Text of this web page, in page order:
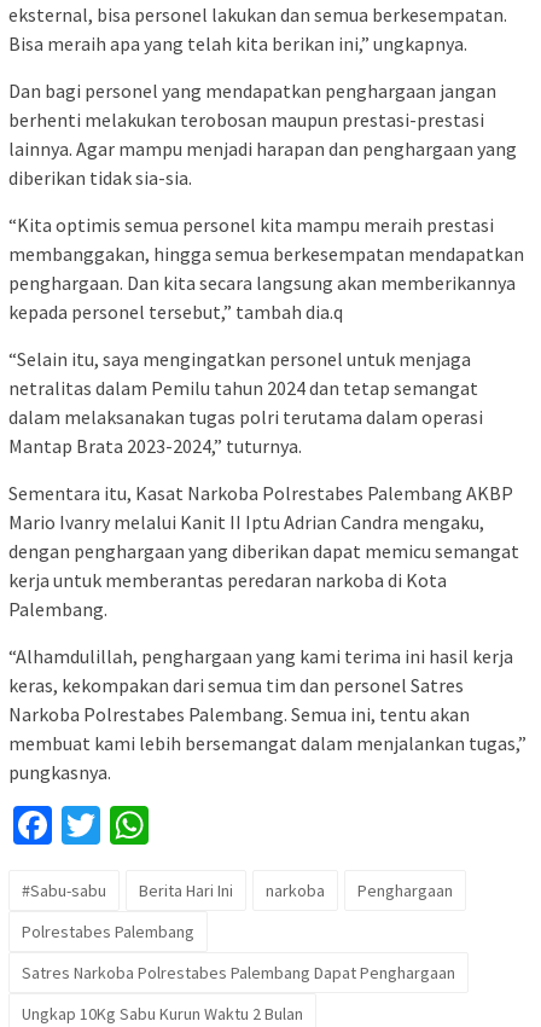
eksternal, bisa personel lakukan dan semua berkesempatan.
Bisa meraih apa yang telah kita berikan ini,” ungkapnya.
Dan bagi personel yang mendapatkan penghargaan jangan
berhenti melakukan terobosan maupun prestasi-prestasi
lainnya. Agar mampu menjadi harapan dan penghargaan yang
diberikan tidak sia-sia.
“Kita optimis semua personel kita mampu meraih prestasi
membanggakan, hingga semua berkesempatan mendapatkan
penghargaan. Dan kita secara langsung akan memberikannya
kepada personel tersebut,” tambah dia.q
“Selain itu, saya mengingatkan personel untuk menjaga
netralitas dalam Pemilu tahun 2024 dan tetap semangat
dalam melaksanakan tugas polri terutama dalam operasi
Mantap Brata 2023-2024,” tuturnya.
Sementara itu, Kasat Narkoba Polrestabes Palembang AKBP
Mario Ivanry melalui Kanit II Iptu Adrian Candra mengaku,
dengan penghargaan yang diberikan dapat memicu semangat
kerja untuk memberantas peredaran narkoba di Kota
Palembang.
“Alhamdulillah, penghargaan yang kami terima ini hasil kerja
keras, kekompakan dari semua tim dan personel Satres
Narkoba Polrestabes Palembang. Semua ini, tentu akan
membuat kami lebih bersemangat dalam menjalankan tugas,”
pungkasnya.
Facebook
Twitter
#Sabu-sabu Berita Hari Ini narkoba
Penghargaan
Polrestabes Palembang
Satres Narkoba Polrestabes Palembang Dapat Penghargaan
Ungkap 10Kg Sabu Kurun Waktu 2 Bulan